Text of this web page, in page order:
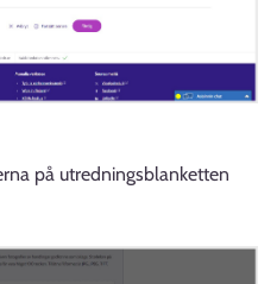
på utredningsblanketten